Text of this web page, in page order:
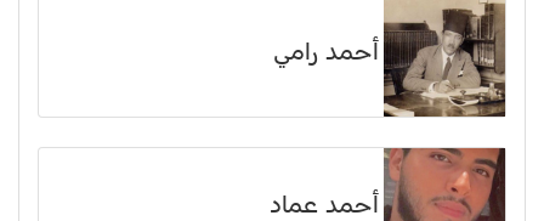
أحمد رامي
أحمد عماد